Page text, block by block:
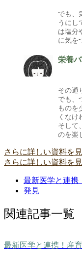
でも、
うにし
は塩分
に気を
栄養
その通
でも、
ものを
くなけ
そして
のを楽
さらに詳しい資料を
さらに詳しい資料を
最新医学と連携
発見
関連記事一覧
最新医学と連携！産